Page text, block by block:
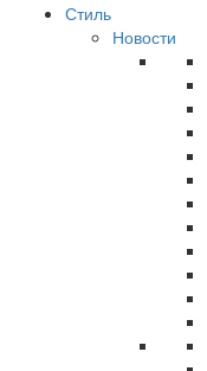
Стиль
Новости